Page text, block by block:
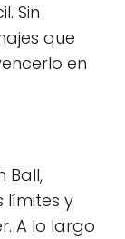
Sin
que
en
Ball,
límites y
A lo largo